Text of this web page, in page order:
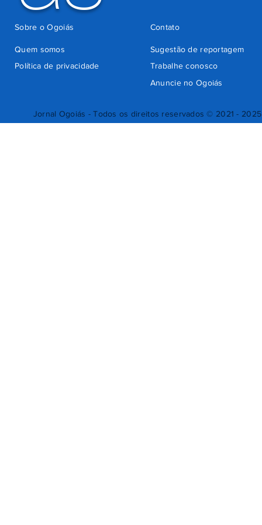
Jornal Ogoiás - Todos os direitos reservados © 2021 - 2025
Quem somos
Sugestão de reportagem
Trabalhe conosco
Política de privacidade
Anuncie no Ogoiás
Contato
Sobre o Ogoiás